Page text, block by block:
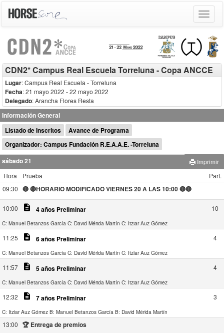
Toggle
CDN2* Campus Real Escuela Torreluna - Copa ANCCE
Lugar: Campus Real Escuela - Torreluna
Fecha: 21 mayo 2022 - 22 mayo 2022
Delegado:Arancha Flores Resta
Información General
Listado de Inscritos
Avance de Programa
Organizador: Campus Fundación R.E.A.A.E. -Torreluna
sábado 21
Imprimir
Hora
Prueba
Part.
09:30 🔴 🔴HORARIO MODIFICADO VIERNES 20 A LAS 10:00 🔴🔴
10:00 description 4 años Preliminar 10
C: Manuel Betanzos García C: David Mérida Martín C: Itziar Auz Gómez
11:25 description 6 años Preliminar 4
C: Manuel Betanzos García C: David Mérida Martín C: Itziar Auz Gómez
11:57 description 5 años Preliminar 4
C: Manuel Betanzos García C: David Mérida Martín C: Itziar Auz Gómez
12:32 description 7 años Preliminar 3
C: Itziar Auz Gómez B: Manuel Betanzos García B: David Mérida Martín
13:00 🏆 Entrega de premios